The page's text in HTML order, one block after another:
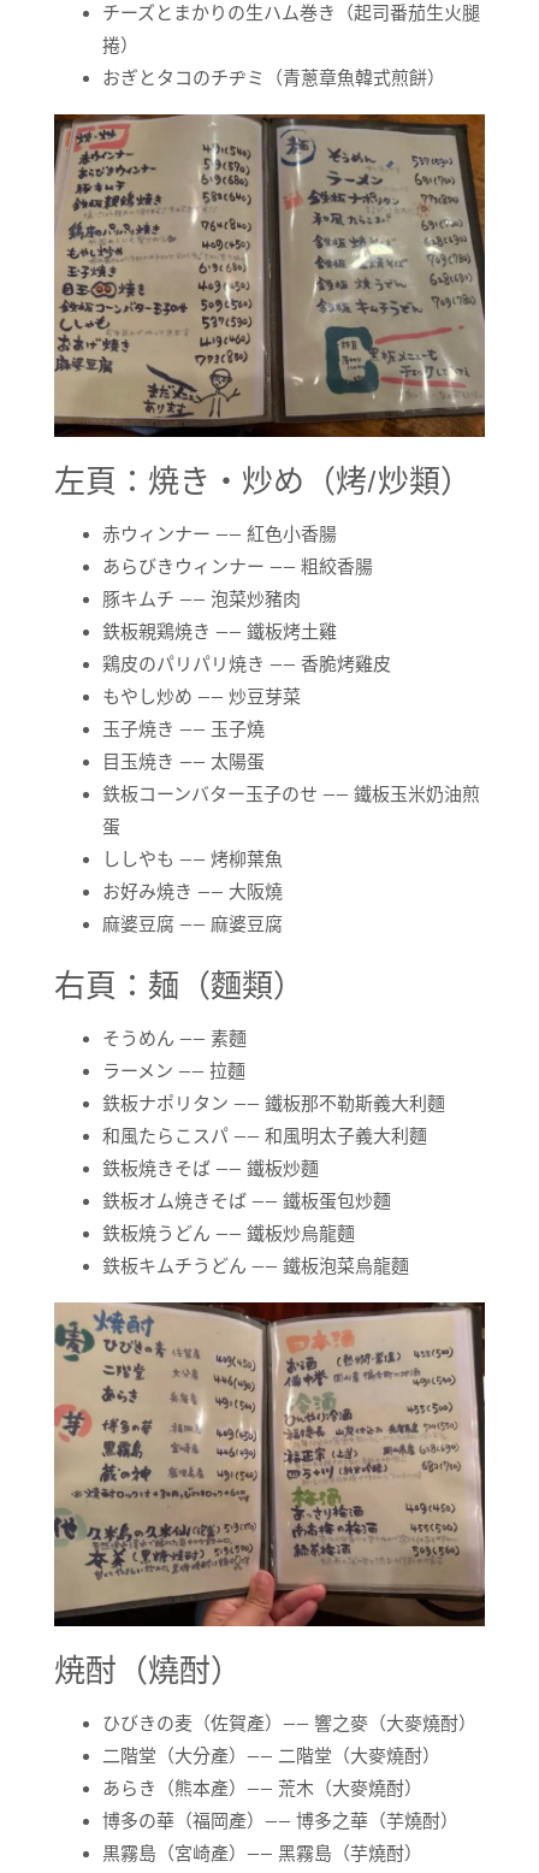
チーズとまかりの生ハム巻き（起司番茄生火腿
捲）
おぎとタコのチヂミ（青蔥章魚韓式煎餅）
左頁：焼き・炒め（烤/炒類）
赤ウィンナー —— 紅色小香腸
あらびきウィンナー —— 粗絞香腸
豚キムチ —— 泡菜炒豬肉
鉄板親鶏焼き —— 鐵板烤土雞
鶏皮のパリパリ焼き —— 香脆烤雞皮
もやし炒め —— 炒豆芽菜
玉子焼き —— 玉子燒
目玉焼き —— 太陽蛋
鉄板コーンバター玉子のせ —— 鐵板玉米奶油煎
蛋
ししやも —— 烤柳葉魚
お好み焼き —— 大阪燒
麻婆豆腐 —— 麻婆豆腐
右頁：麺（麵類）
そうめん —— 素麵
ラーメン —— 拉麵
鉄板ナポリタン —— 鐵板那不勒斯義大利麵
和風たらこスパ —— 和風明太子義大利麵
鉄板焼きそば —— 鐵板炒麵
鉄板オム焼きそば —— 鐵板蛋包炒麵
鉄板焼うどん —— 鐵板炒烏龍麵
鉄板キムチうどん —— 鐵板泡菜烏龍麵
焼酎（燒酎）
ひびきの麦（佐賀產）—— 響之麥（大麥燒酎）
二階堂（大分產）—— 二階堂（大麥燒酎）
あらき（熊本產）—— 荒木（大麥燒酎）
博多の華（福岡產）—— 博多之華（芋燒酎）
黒霧島（宮崎產）—— 黑霧島（芋燒酎）